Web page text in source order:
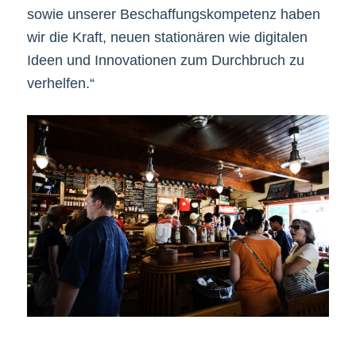
sowie unserer Beschaffungskompetenz haben
wir die Kraft, neuen stationären wie digitalen
Ideen und Innovationen zum Durchbruch zu
verhelfen.“